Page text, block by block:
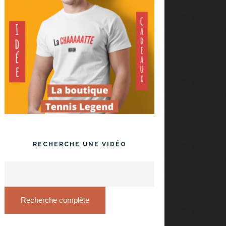
RECHERCHE UNE VIDÉO
Recherche complète